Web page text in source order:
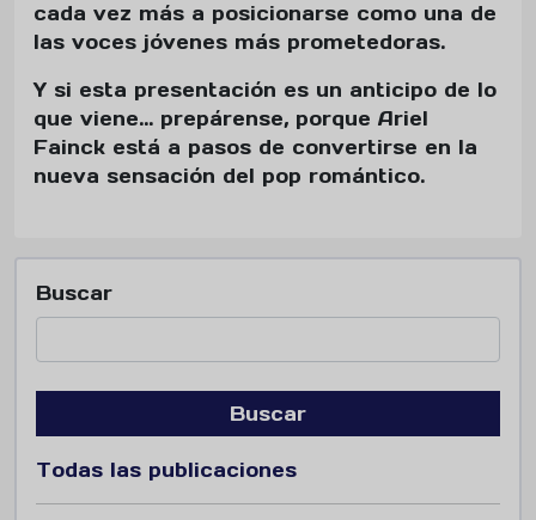
cada vez más a posicionarse como una de
las voces jóvenes más prometedoras.
Y si esta presentación es un anticipo de lo
que viene… prepárense, porque Ariel
Fainck está a pasos de convertirse en la
nueva sensación del pop romántico.
Buscar
Buscar
Todas las publicaciones